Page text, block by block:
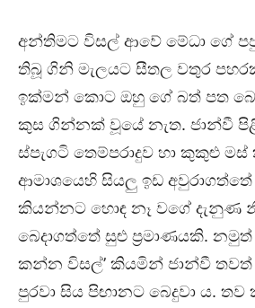
අන්තිමට විසල් ආවේ මේධා ගේ
තිබූ ගිනි මැලයට සීතල වතුර
ඉක්මන් කොට ඔහු ගේ බත් පත
කුස ගින්නක් වූයේ නැත. ජාන්වී
ස්පැගටි තෙම්පරාදුව හා කුකුළු
ආමාශයෙහි සියලු ඉඩ අවුරාගත්තේ
කියන්නට හොඳ නෑ වගේ දැනුණ
බෙදාගත්තේ සුළු ප්‍රමාණයකි.
කන්න විසල්’ කියමින් ජාන්වී තවත්
පුරවා සිය පිඟානට බෙදුවා ය.